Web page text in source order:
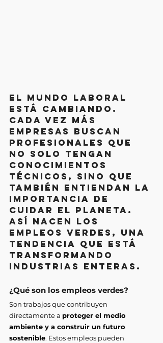
El mundo laboral
está cambiando.
Cada vez más
empresas buscan
profesionales que
no solo tengan
conocimientos
técnicos, sino que
también entiendan la
importancia de
cuidar el planeta.
Así nacen los
empleos verdes, una
tendencia que está
transformando
industrias enteras.
¿Qué son los empleos verdes?
Son trabajos que contribuyen
directamente a proteger el medio
ambiente y a construir un futuro
sostenible. Estos empleos pueden